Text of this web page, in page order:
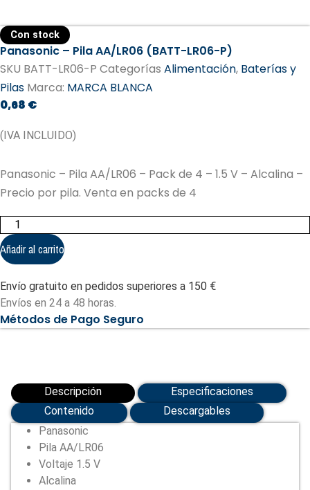
Con stock
Panasonic – Pila AA/LR06 (BATT-LR06-P)
SKU BATT-LR06-P Categorías Alimentación, Baterías y
Pilas Marca: MARCA BLANCA
0,68 €
(IVA INCLUIDO)
Panasonic – Pila AA/LR06 – Pack de 4 – 1.5 V – Alcalina –
Precio por pila. Venta en packs de 4
Panasonic
-
Pila
AA/LR06
(BATT-
P)
cantidad
Añadir al carrito
Envío gratuito en pedidos superiores a 150 €
Envíos en 24 a 48 horas.
Métodos de Pago Seguro
Descripción
Especificaciones
Contenido
Descargables
Panasonic
Pila AA/LR06
Voltaje 1.5 V
Alcalina